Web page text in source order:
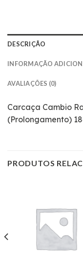
DESCRIÇÃO
INFORMAÇÃO
AVALIAÇÕES (0)
Carcaça Cambio
(Prolongamento)
PRODUTOS